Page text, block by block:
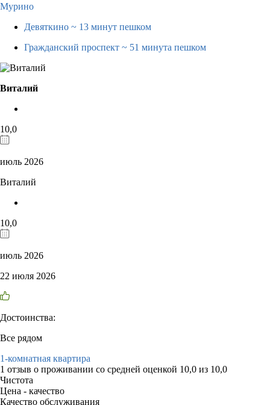
Мурино
Девяткино ~ 13 минут пешком
Гражданский проспект ~ 51 минута пешком
Виталий
10,0
июль 2026
Виталий
10,0
июль 2026
22 июля 2026
Достоинства:
Все рядом
1-комнатная квартира
1 отзыв о проживании со средней оценкой 10,0 из 10,0
Чистота
Цена - качество
Качество обслуживания